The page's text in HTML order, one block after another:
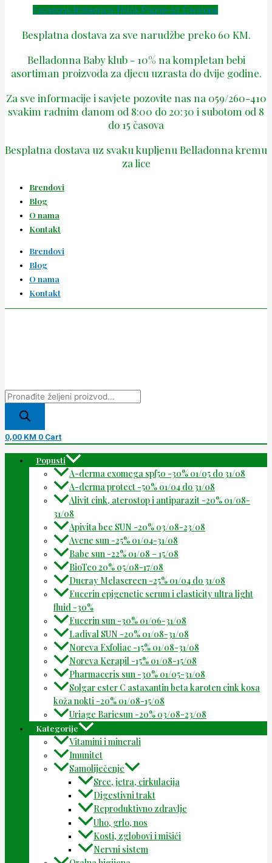
Facebook Instagram Tiktok Phone-alt Envelope
Besplatna dostava za sve narudžbe preko 60 KM.
Belladonna Baby klub - 10% na kompletan bebi
asortiman proizvoda za djecu uzrasta do dvije godine.
Za sve informacije i savjete pozovite nas na 059/260-410
svakim radnim danom od 8:00 do 20:30 i subotom od 8
do 15 časova
Besplatna dostava uz svaku kupljenu Belladonna kremu
za lice
Brendovi
Blog
O nama
Kontakt
Brendovi
Blog
O nama
Kontakt
0,00 KM 0 Cart
Popusti
A-derma exomega spf50 -30% 01/05 do 31/08
A-derma protect -50% 01/04 do 31/08
Alivit cink, aterostop i antiparazit -20% 01/08-
31/08
Apivita bee SUN -20% 03/08-23/08
Avene sun -25% 01/04-31/08
Babe sun -22% 01/08 – 15/08
BioTeo 20% 05/08-17/08
Ducray Melascreen -25% 01/04 do 31/08
Eucerin epigenetic serum i elasticity ultra light
fluid -30%
Eucerin sun -30% 01/06-31/08
Ladival SUN -20% 01/08-31/08
Noreva Exfoliac -15% 01/08-31/08
Noreva Kerapil -15% 01/08-15/08
Pharmaceris sun -30% 01/05-31/08
Solgar ester C astaxantin beta karoten cink kosa
koža nokti -20% 01/08-15/08
Uriage Bariesun -20% 03/08-23/08
Kategorije
Vitamini i minerali
Imunitet
Samoliječenje
Srce, jetra, cirkulacija
Digestivni trakt
Reproduktivno zdravlje
Uho, grlo, nos
Kosti, zglobovi i mišići
Nervni sistem